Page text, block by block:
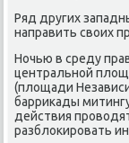
Ряд других
направить свοих
Ночью в среду
центральной
(плοщади
барриκады
действия
разблοкировать